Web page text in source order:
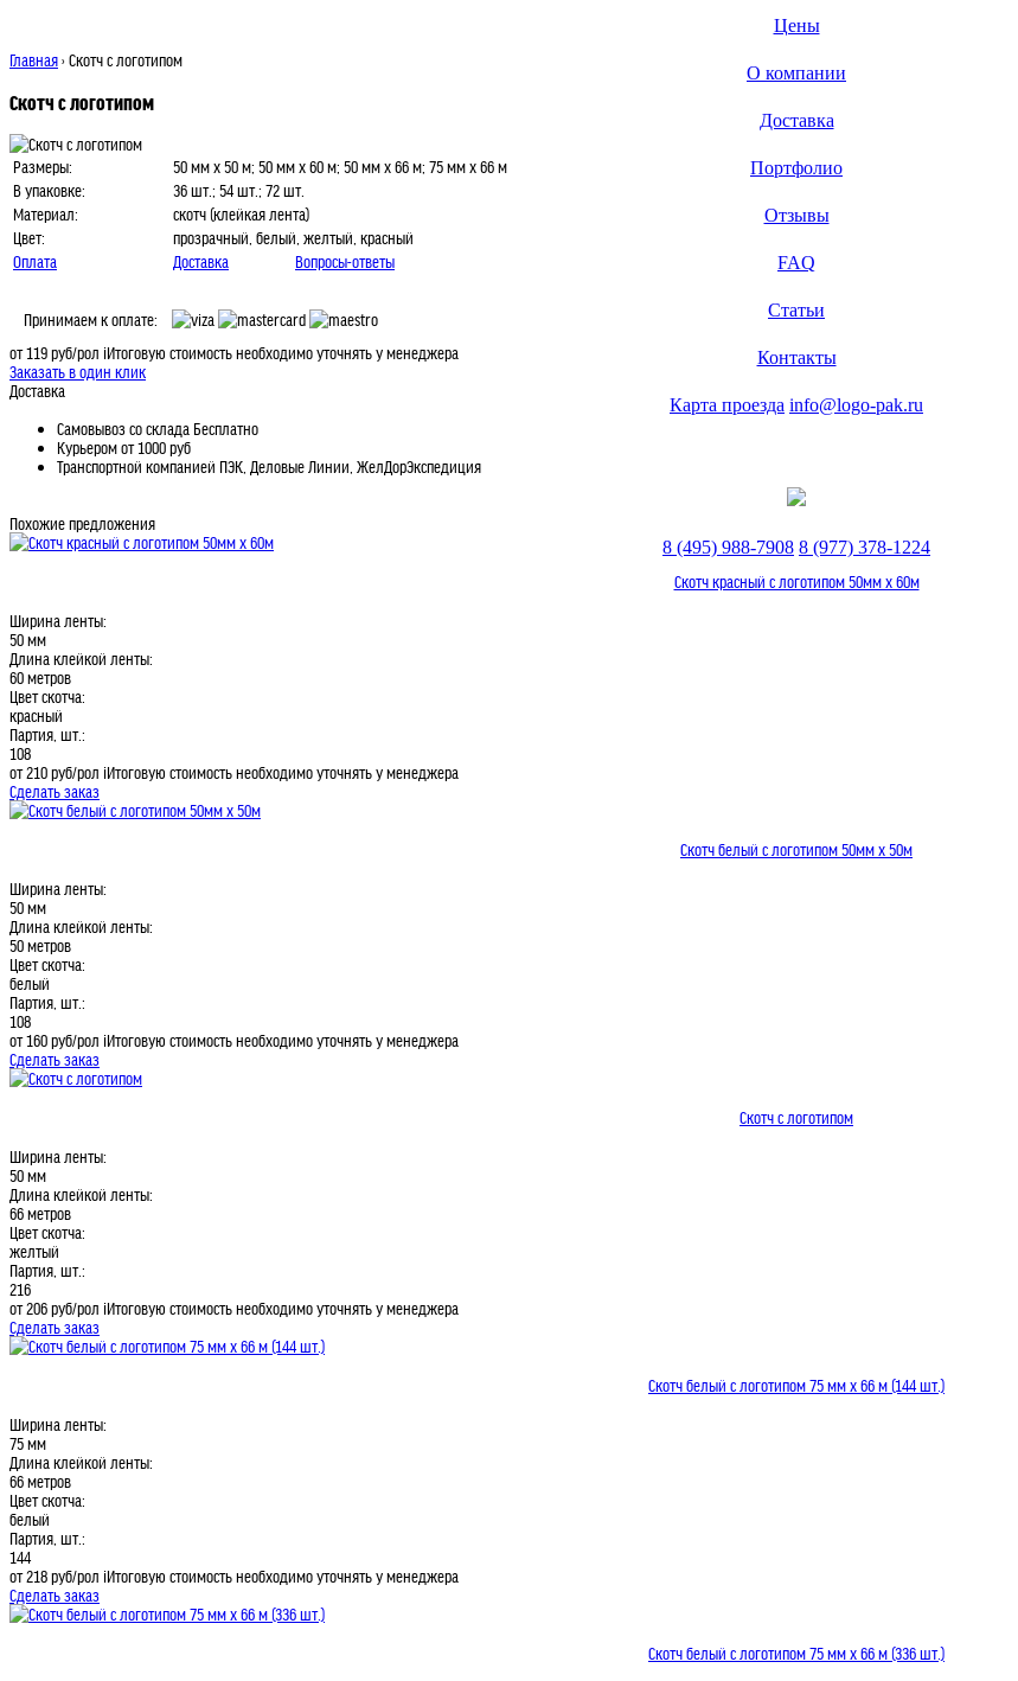
Цены
О компании
Доставка
Портфолио
Отзывы
FAQ
Статьи
Контакты
Карта проезда info@logo-pak.ru
8 (495) 988-7908 8 (977) 378-1224
Главная› Скотч с логотипом
Скотч с логотипом
Размеры:
50 мм х 50 м; 50 мм х 60 м; 50 мм х 66 м; 75 мм х 66 м
В упаковке:
36 шт.; 54 шт.; 72 шт.
Материал:
скотч (клейкая лента)
Цвет:
прозрачный, белый, желтый, красный
Оплата
Доставка Вопросы-ответы
Принимаем к оплате:
от 119 руб/рол iИтоговую стоимость необходимо уточнять у менеджера
Заказать в один клик
Доставка
Самовывоз со склада Бесплатно
Курьеромот 1000 руб
Транспортной компанией ПЭК, Деловые Линии, ЖелДорЭкспедиция
Похожие предложения
Скотч красный с логотипом 50мм x 60м
Ширина ленты:
50 мм
Длина клейкой ленты:
60 метров
Цвет скотча:
красный
Партия, шт.:
108
от 210руб/рол iИтоговую стоимость необходимо уточнять у менеджера
Сделать заказ
Скотч белый с логотипом 50мм x 50м
Ширина ленты:
50 мм
Длина клейкой ленты:
50 метров
Цвет скотча:
белый
Партия, шт.:
108
от 160руб/рол iИтоговую стоимость необходимо уточнять у менеджера
Сделать заказ
Скотч с логотипом
Ширина ленты:
50 мм
Длина клейкой ленты:
66 метров
Цвет скотча:
желтый
Партия, шт.:
216
от 206руб/рол iИтоговую стоимость необходимо уточнять у менеджера
Сделать заказ
Скотч белый с логотипом 75 мм x 66 м (144 шт.)
Ширина ленты:
75 мм
Длина клейкой ленты:
66 метров
Цвет скотча:
белый
Партия, шт.:
144
от 218руб/рол iИтоговую стоимость необходимо уточнять у менеджера
Сделать заказ
Скотч белый с логотипом 75 мм x 66 м (336 шт.)